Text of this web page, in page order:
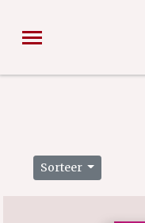
Sorteer